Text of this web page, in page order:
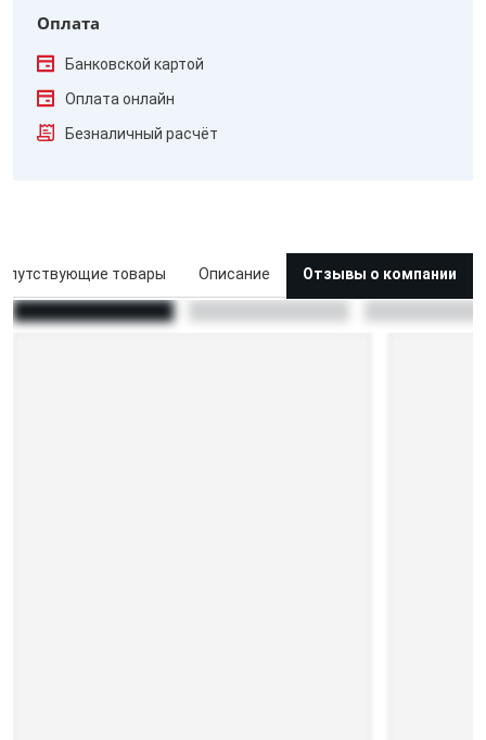
Оплата
Банковской картой
Оплата онлайн
Безналичный расчёт
товары Описание Отзывы о компании